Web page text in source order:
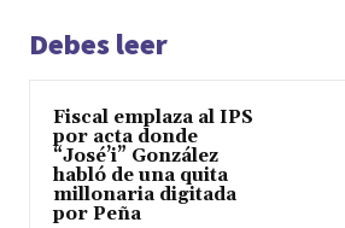
Debes leer
Fiscal emplaza al IPS
por acta donde
“José’i” González
habló de una quita
millonaria digitada
por Peña